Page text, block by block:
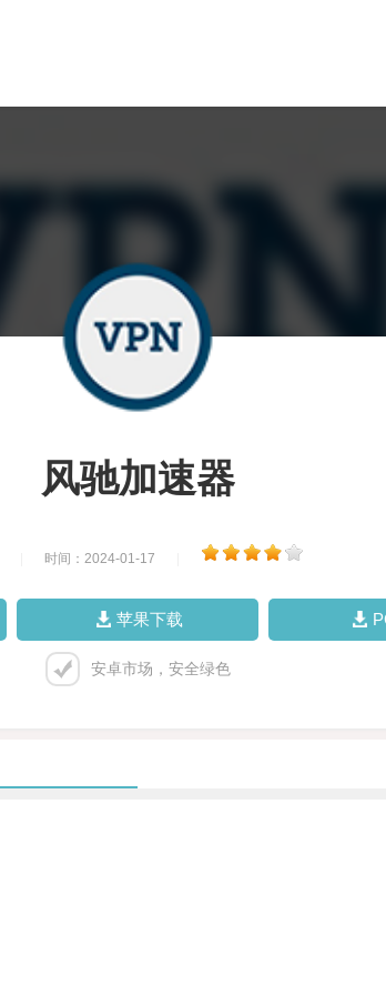
风驰加速器
时间：2024-01-17
苹果下载
安卓市场，安全绿色